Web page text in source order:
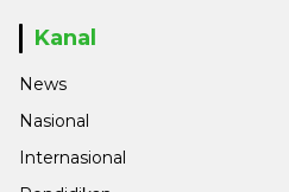
Kanal
News
Nasional
Internasional